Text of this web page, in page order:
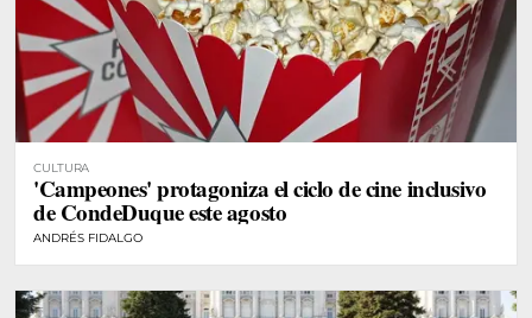
CULTURA
'Campeones' protagoniza el ciclo de cine inclusivo
de CondeDuque este agosto
ANDRÉS FIDALGO